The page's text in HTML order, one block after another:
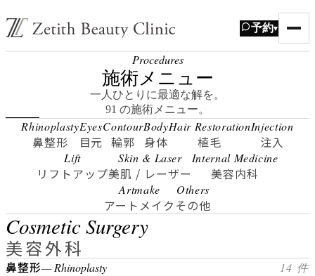
予約▾
Procedures
施術メニュー
一人ひとりに最適な解を。
91 の施術メニュー。
Rhinoplasty
鼻整形
Eyes
目元
Contour
輪郭
Body
身体
Hair Restoration
植毛
Injection
注入
Lift
リフトアップ
Skin & Laser
美肌 / レーザー
Internal Medicine
美容内科
Artmake
アートメイク
Others
その他
Cosmetic Surgery
美容外科
鼻整形— Rhinoplasty 14 件